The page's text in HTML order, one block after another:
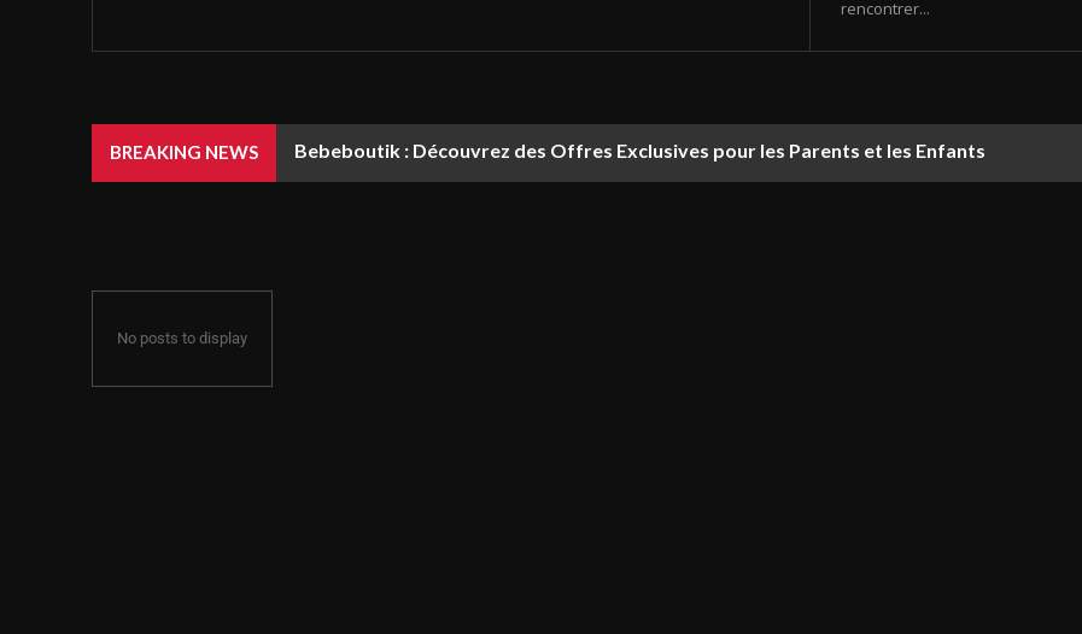
rencontrer...
BREAKING NEWS Bebeboutik : Découvrez des Offres Exclusives pour les Parents et les Enfants
No posts to display